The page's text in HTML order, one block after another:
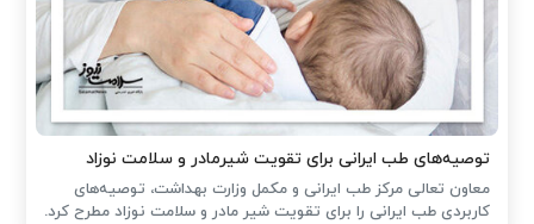
توصیه‌های طب ایرانی برای تقویت شیرمادر و سلامت نوزاد
معاون تعالی مرکز طب ایرانی و مکمل وزارت بهداشت، توصیه‌های
کاربردی طب ایرانی را برای تقویت شیر مادر و سلامت نوزاد مطرح کرد.